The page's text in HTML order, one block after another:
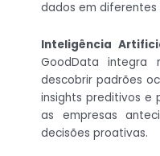
dados em diferentes
Inteligência
GoodData integra
descobrir padrões
insights preditivos e
as empresas
decisões proativas.